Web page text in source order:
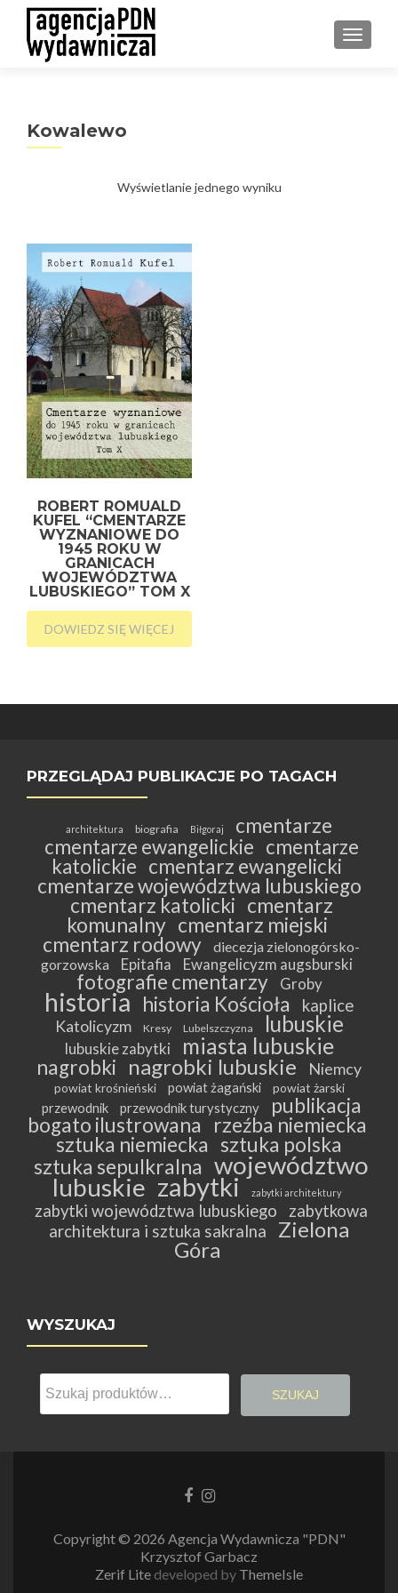
Kowalewo
Wyświetlanie jednego wyniku
ROBERT ROMUALD
KUFEL “CMENTARZE
WYZNANIOWE DO
1945 ROKU W
GRANICACH
WOJEWÓDZTWA
LUBUSKIEGO” TOM X
DOWIEDZ SIĘ WIĘCEJ
PRZEGLĄDAJ PUBLIKACJE PO TAGACH
architektura biografia Biłgoraj
cmentarze
cmentarze ewangelickie cmentarze
katolickie cmentarz ewangelicki
cmentarze województwa lubuskiego
cmentarz katolicki cmentarz
komunalny cmentarz miejski
cmentarz rodowy
diecezja zielonogórsko-
gorzowska
Epitafia Ewangelicyzm augsburski
fotografie cmentarzy Groby
historia historia Kościoła kaplice
Katolicyzm Kresy Lubelszczyzna lubuskie
lubuskie zabytki miasta lubuskie
nagrobki nagrobki lubuskie Niemcy
powiat krośnieński powiat żagański powiat żarski
przewodnik przewodnik turystyczny
publikacja
bogato ilustrowana
rzeźba niemiecka
sztuka niemiecka sztuka polska
sztuka sepulkralna województwo
lubuskie zabytki zabytki architektury
zabytki województwa lubuskiego
zabytkowa
architektura i sztuka sakralna
Zielona
Góra
WYSZUKAJ
Szukaj:
SZUKAJ
LinkLink
Copyright © 2026 Agencja Wydawnicza "PDN"
Krzysztof Garbacz
Zerif Lite developed by ThemeIsle